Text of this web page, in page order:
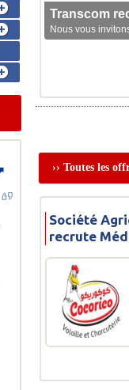
Transcom
Nous vous
›› Toutes les
Société
recrute